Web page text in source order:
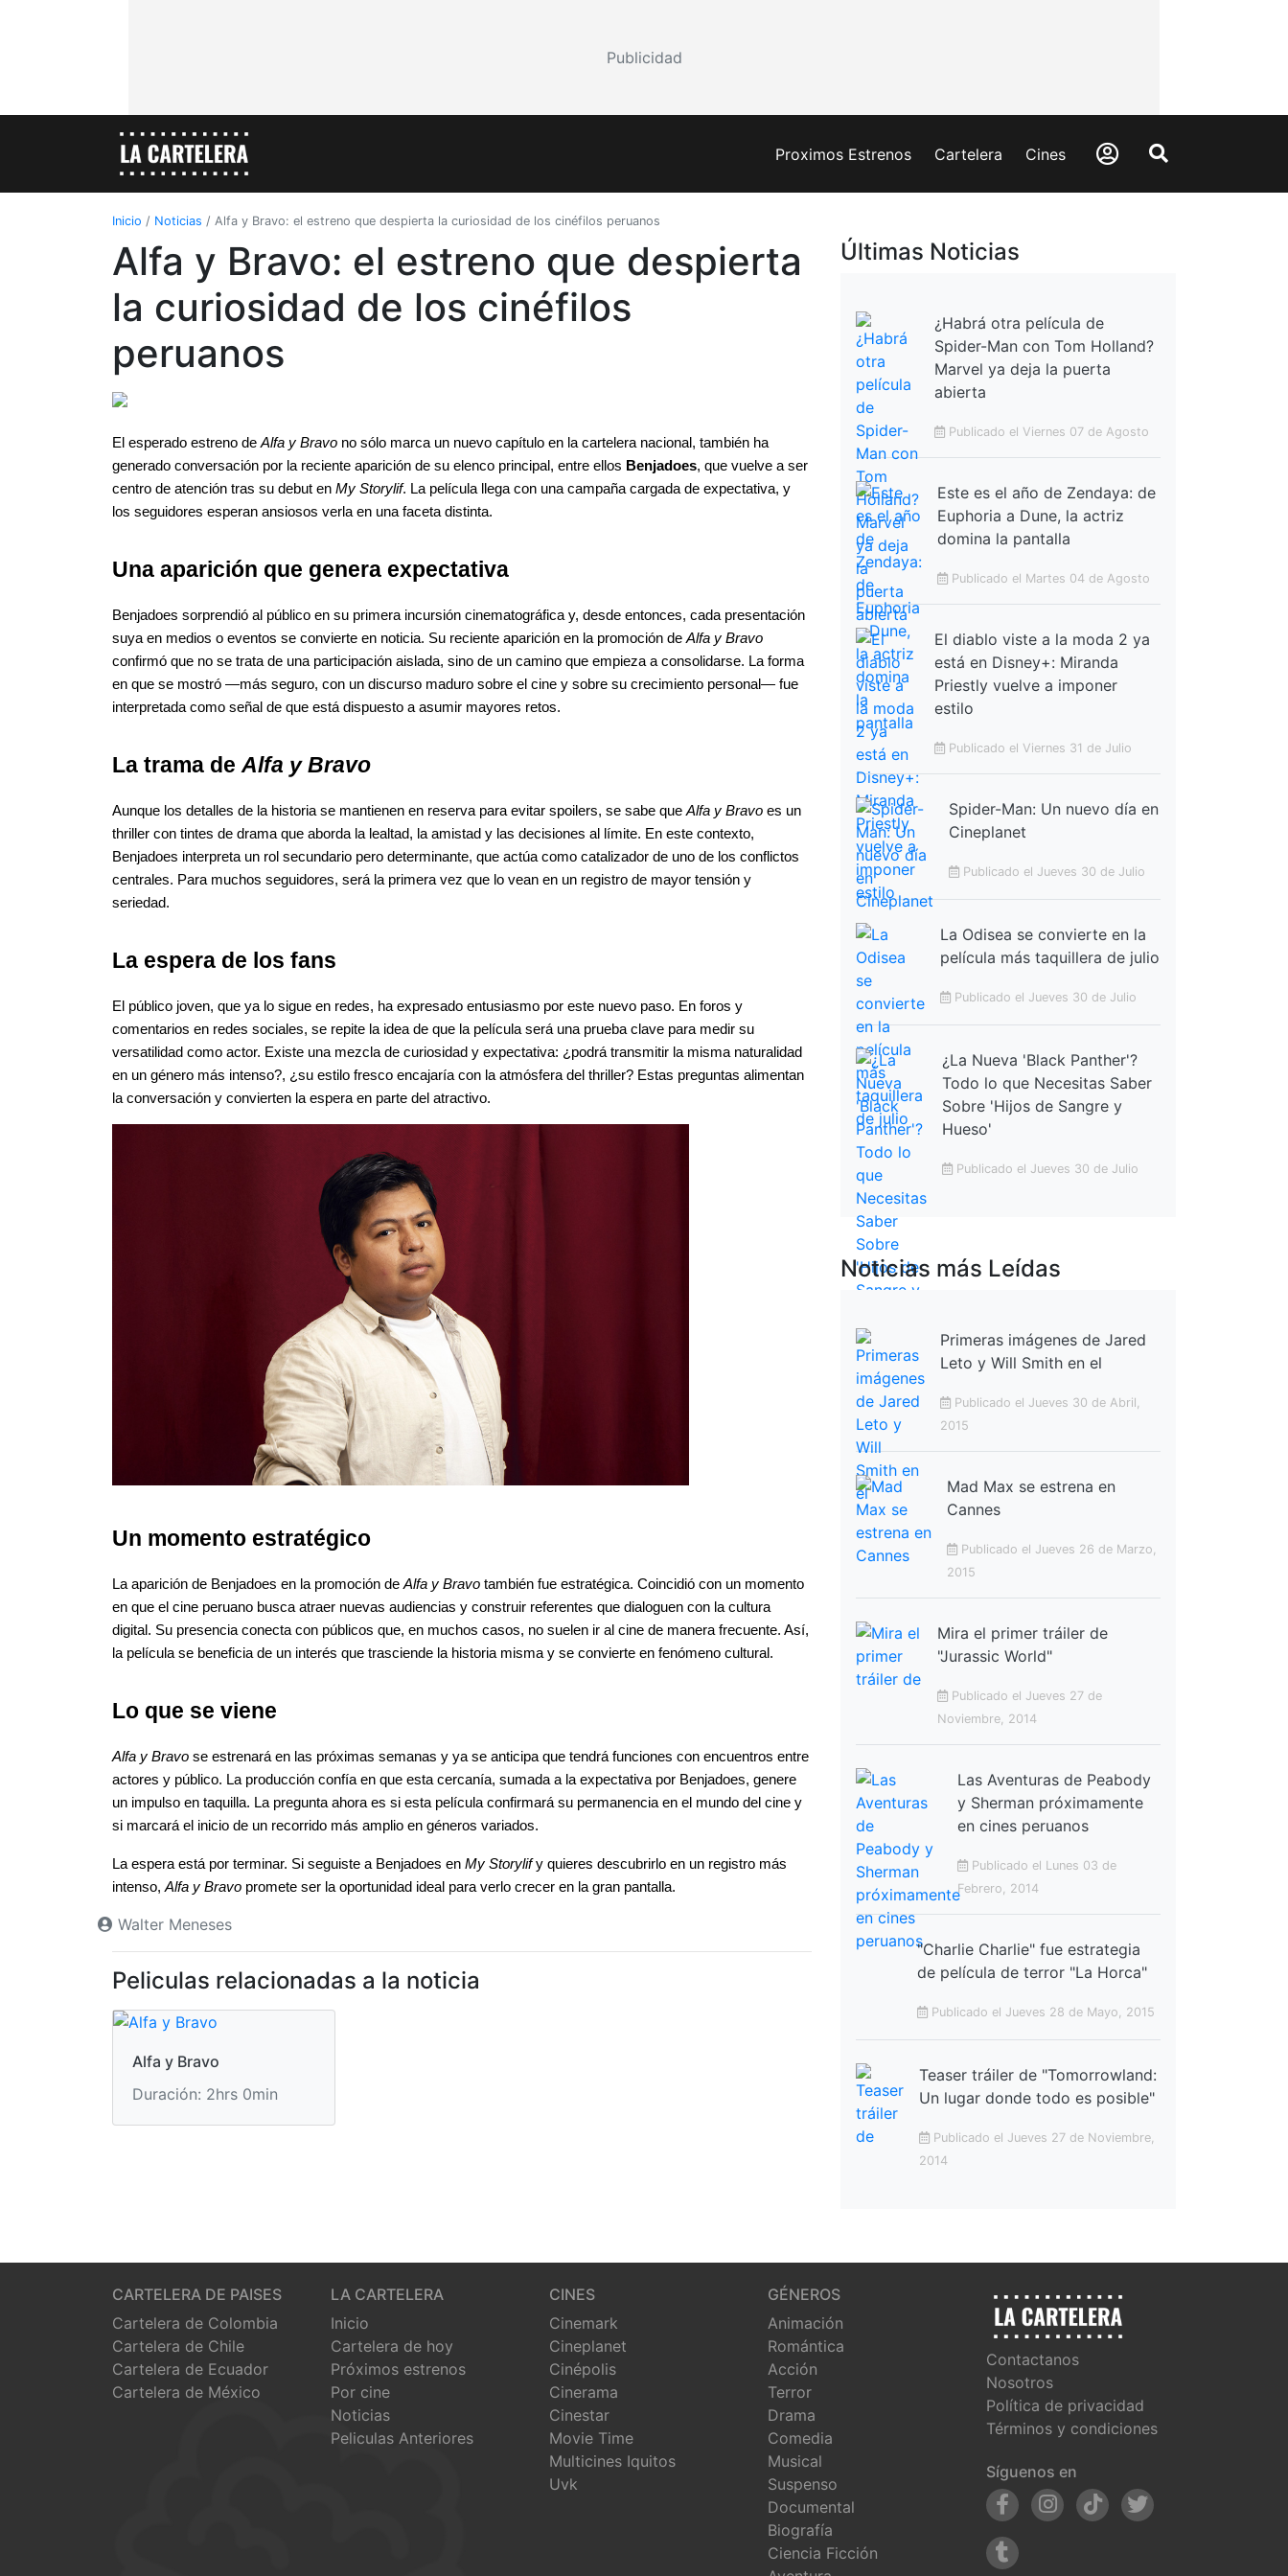
Publicidad
Proximos Estrenos Cartelera Cines
Inicio / Noticias / Alfa y Bravo: el estreno que despierta la curiosidad de los cinéfilos peruanos
Alfa y Bravo: el estreno que despierta
la curiosidad de los cinéfilos
peruanos
El esperado estreno de Alfa y Bravo no sólo marca un nuevo capítulo en la cartelera nacional, también ha
generado conversación por la reciente aparición de su elenco principal, entre ellos Benjadoes, que vuelve a ser
centro de atención tras su debut en My Storylif. La película llega con una campaña cargada de expectativa, y
los seguidores esperan ansiosos verla en una faceta distinta.
Una aparición que genera expectativa
Benjadoes sorprendió al público en su primera incursión cinematográfica y, desde entonces, cada presentación
suya en medios o eventos se convierte en noticia. Su reciente aparición en la promoción de Alfa y Bravo
confirmó que no se trata de una participación aislada, sino de un camino que empieza a consolidarse. La forma
en que se mostró —más seguro, con un discurso maduro sobre el cine y sobre su crecimiento personal— fue
interpretada como señal de que está dispuesto a asumir mayores retos.
La trama de Alfa y Bravo
Aunque los detalles de la historia se mantienen en reserva para evitar spoilers, se sabe que Alfa y Bravo es un
thriller con tintes de drama que aborda la lealtad, la amistad y las decisiones al límite. En este contexto,
Benjadoes interpreta un rol secundario pero determinante, que actúa como catalizador de uno de los conflictos
centrales. Para muchos seguidores, será la primera vez que lo vean en un registro de mayor tensión y
seriedad.
La espera de los fans
El público joven, que ya lo sigue en redes, ha expresado entusiasmo por este nuevo paso. En foros y
comentarios en redes sociales, se repite la idea de que la película será una prueba clave para medir su
versatilidad como actor. Existe una mezcla de curiosidad y expectativa: ¿podrá transmitir la misma naturalidad
en un género más intenso?, ¿su estilo fresco encajaría con la atmósfera del thriller? Estas preguntas alimentan
la conversación y convierten la espera en parte del atractivo.
Un momento estratégico
La aparición de Benjadoes en la promoción de Alfa y Bravo también fue estratégica. Coincidió con un momento
en que el cine peruano busca atraer nuevas audiencias y construir referentes que dialoguen con la cultura
digital. Su presencia conecta con públicos que, en muchos casos, no suelen ir al cine de manera frecuente. Así,
la película se beneficia de un interés que trasciende la historia misma y se convierte en fenómeno cultural.
Lo que se viene
Alfa y Bravo se estrenará en las próximas semanas y ya se anticipa que tendrá funciones con encuentros entre
actores y público. La producción confía en que esta cercanía, sumada a la expectativa por Benjadoes, genere
un impulso en taquilla. La pregunta ahora es si esta película confirmará su permanencia en el mundo del cine y
si marcará el inicio de un recorrido más amplio en géneros variados.
La espera está por terminar. Si seguiste a Benjadoes en My Storylif y quieres descubrirlo en un registro más
intenso, Alfa y Bravo promete ser la oportunidad ideal para verlo crecer en la gran pantalla.
Walter Meneses
Peliculas relacionadas a la noticia
Alfa y Bravo
Duración: 2hrs 0min
Últimas Noticias
¿Habrá otra película de
Spider-Man con Tom Holland?
Marvel ya deja la puerta
abierta
Publicado el Viernes 07 de Agosto
Este es el año de Zendaya: de
Euphoria a Dune, la actriz
domina la pantalla
Publicado el Martes 04 de Agosto
El diablo viste a la moda 2 ya
está en Disney+: Miranda
Priestly vuelve a imponer
estilo
Publicado el Viernes 31 de Julio
Spider-Man: Un nuevo día en
Cineplanet
Publicado el Jueves 30 de Julio
La Odisea se convierte en la
película más taquillera de julio
Publicado el Jueves 30 de Julio
¿La Nueva 'Black Panther'?
Todo lo que Necesitas Saber
Sobre 'Hijos de Sangre y
Hueso'
Publicado el Jueves 30 de Julio
Noticias más Leídas
Primeras imágenes de Jared
Leto y Will Smith en el
Publicado el Jueves 30 de Abril,
2015
Mad Max se estrena en
Cannes
Publicado el Jueves 26 de Marzo,
2015
Mira el primer tráiler de
"Jurassic World"
Publicado el Jueves 27 de
Noviembre, 2014
Las Aventuras de Peabody
y Sherman próximamente
en cines peruanos
Publicado el Lunes 03 de
Febrero, 2014
"Charlie Charlie" fue estrategia
de película de terror "La Horca"
Publicado el Jueves 28 de Mayo, 2015
Teaser tráiler de "Tomorrowland:
Un lugar donde todo es posible"
Publicado el Jueves 27 de Noviembre,
2014
CARTELERA DE PAISES
Cartelera de Colombia
Cartelera de Chile
Cartelera de Ecuador
Cartelera de México
LA CARTELERA
Inicio
Cartelera de hoy
Próximos estrenos
Por cine
Noticias
Peliculas Anteriores
CINES
Cinemark
Cineplanet
Cinépolis
Cinerama
Cinestar
Movie Time
Multicines Iquitos
Uvk
GÉNEROS
Animación
Romántica
Acción
Terror
Drama
Comedia
Musical
Suspenso
Documental
Biografía
Ciencia Ficción
Contactanos
Nosotros
Política de privacidad
Términos y condiciones
Síguenos en